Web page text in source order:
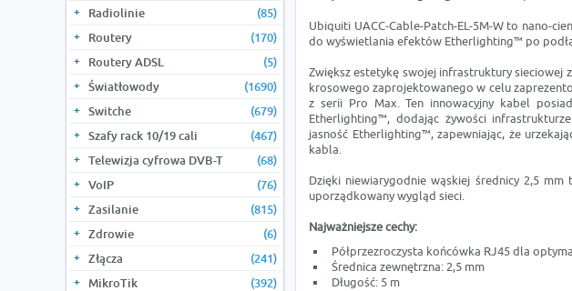
Radiolinie
(85)
Routery
(170)
Routery ADSL
(5)
Światłowody
(1690)
Switche
(679)
Szafy rack 10/19 cali
(467)
Telewizja cyfrowa DVB-T
(68)
VoIP
(76)
Zasilanie
(815)
Zdrowie
(6)
Złącza
(241)
MikroTik
(392)
Ubiquiti UACC-Cable-Patch-EL-5M-W to nano-
do wyświetlania efektów Etherlighting™ po
Zwiększ estetykę swojej infrastruktury sieciowej
krosowego zaprojektowanego w celu
z serii Pro Max. Ten innowacyjny kabel
Etherlighting™, dodając żywości
jasność Etherlighting™, zapewniając, że
kabla.
Dzięki niewiarygodnie wąskiej średnicy 2,5
uporządkowany wygląd sieci.
Najważniejsze cechy:
Półprzezroczysta końcówka RJ45 dla
Średnica zewnętrzna: 2,5 mm
Długość: 5 m